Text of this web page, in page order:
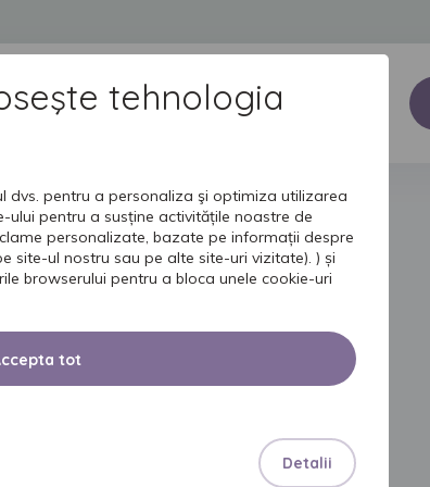
INGRIJIREA PIELII UNIVERSUL SENI INFORMATII DE BAZA
ÎNGRIJIREA PIELII
ŞERVEŢELE
UMEDE
tehnologia
dvs. pentru a personaliza şi optimiza utilizarea
pentru a susține activitățile noastre de
personalizate, bazate pe informații despre
site-ul nostru sau pe alte site-uri vizitate). ) și
browserului pentru a bloca unele cookie-uri
tot
Detalii